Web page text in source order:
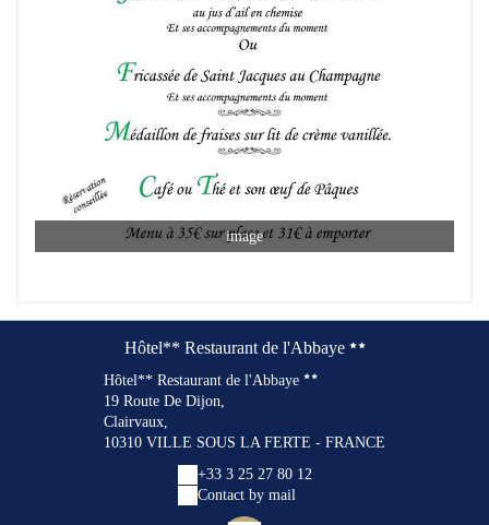
image
Hôtel** Restaurant de l'Abbaye
Hôtel** Restaurant de l'Abbaye
19 Route De Dijon,
Clairvaux,
10310 VILLE SOUS LA FERTE - FRANCE
+33 3 25 27 80 12
Contact by mail